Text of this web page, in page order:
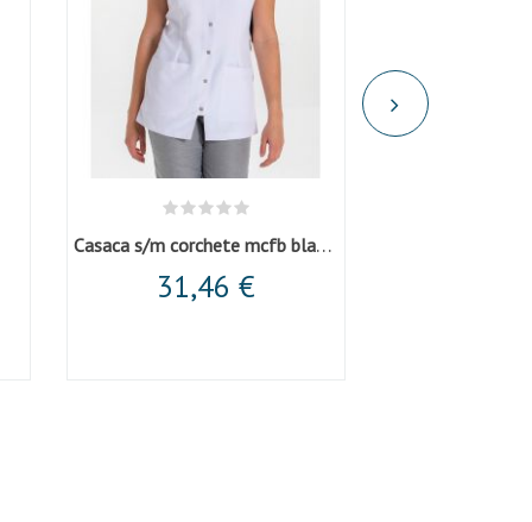
Casaca s/m corchete mcfb blanca
31,46 €